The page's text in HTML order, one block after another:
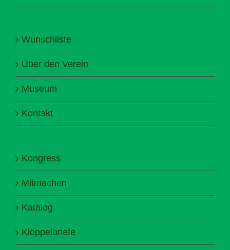
Wunschliste
Über den Verein
Museum
Kontakt
Kongress
Mitmachen
Katalog
Klöppelbriefe